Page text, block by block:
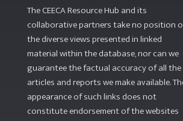
The CEECA Resource Hub and its
collaborative partners take no position
the diverse views presented in linked
material within the database, nor can we
guarantee the factual accuracy of all the
articles and reports we make available.
appearance of such links does not
constitute endorsement of the websites